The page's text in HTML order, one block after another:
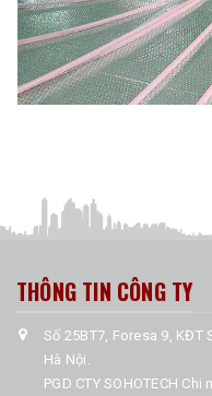
THÔNG TIN CÔNG TY
Số 25BT7, Foresa 9, KĐT
Hà Nội.
PGD CTY SOHOTECH